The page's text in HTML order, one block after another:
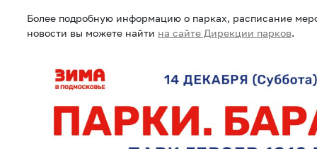
Более подробную информацию о парках, расписание
новости вы можете найти на сайте Дирекции парков.